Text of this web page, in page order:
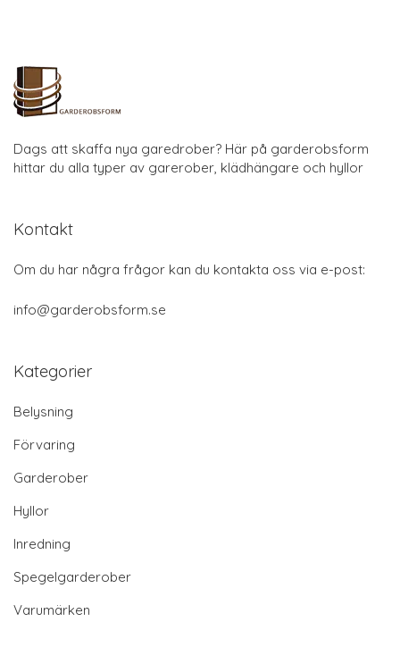
Dags att skaffa nya garedrober? Här på garderobsform
hittar du alla typer av garerober, klädhängare och hyllor
Kontakt
Om du har några frågor kan du kontakta oss via e-post:
info@garderobsform.se
Kategorier
Belysning
Förvaring
Garderober
Hyllor
Inredning
Spegelgarderober
Varumärken